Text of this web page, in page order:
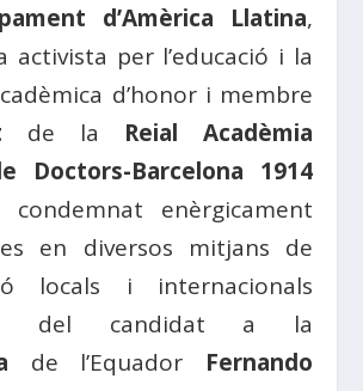
d’Amèrica Llatina,
activista per l’educació i la
d’honor i membre
de la Reial Acadèmia
Doctors-Barcelona 1914
condemnat enèrgicament
en diversos mitjans de
locals i internacionals
del candidat a la
de l’Equador Fernando